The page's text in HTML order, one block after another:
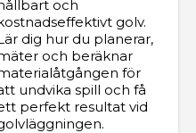
och
golv.
dig hur du planerar,
och beräknar
för
undvika spill och få
perfekt resultat vid